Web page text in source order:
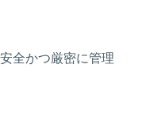
全かつ厳密に管理